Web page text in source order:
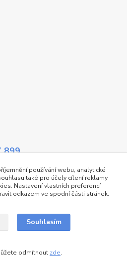
899
©FT
používání webu, analytické
také pro účely cílení reklamy
Nastavení vlastních preferencí
odkazem ve spodní části stránek.
Souhlasím
odmítnout zde.